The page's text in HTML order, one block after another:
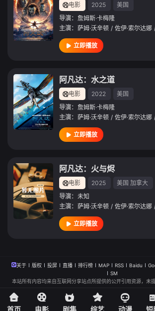
电影 2025
美国
导演： 詹姆斯·卡梅隆
主演： 萨姆·沃辛顿 / 佐伊·索尔达娜
立即播放
阿凡达：水之道
电影 2022
美国
导演： 詹姆斯·卡梅隆
主演： 萨姆·沃辛顿 / 佐伊·索尔达娜
立即播放
阿凡达：火与烬
电影 2025 美国 加拿大
导演： 未知
主演： 萨姆·沃辛顿 / 佐伊·索尔达娜
立即播放
关于 版权 投屏 直播 排行榜 MAP RSS Baidu
SM
本站所有内容均来自互联网分享站点所提供的公开引用资源，未
首页 电影 剧集 综艺 动漫 短